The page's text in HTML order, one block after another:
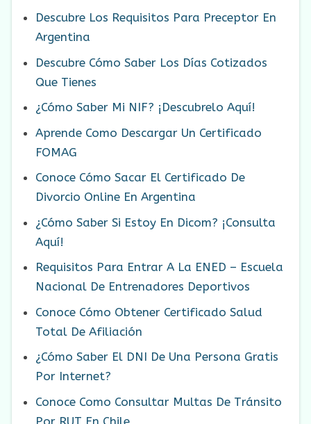
Descubre Los Requisitos Para Preceptor En
Argentina
Descubre Cómo Saber Los Días Cotizados
Que Tienes
¿Cómo Saber Mi NIF? ¡Descubrelo Aquí!
Aprende Como Descargar Un Certificado
FOMAG
Conoce Cómo Sacar El Certificado De
Divorcio Online En Argentina
¿Cómo Saber Si Estoy En Dicom? ¡Consulta
Aquí!
Requisitos Para Entrar A La ENED – Escuela
Nacional De Entrenadores Deportivos
Conoce Cómo Obtener Certificado Salud
Total De Afiliación
¿Cómo Saber El DNI De Una Persona Gratis
Por Internet?
Conoce Como Consultar Multas De Tránsito
Por RUT En Chile